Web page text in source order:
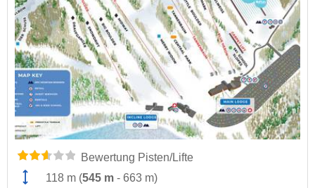
Bewertung Pisten/Lifte
118 m (545 m - 663 m)